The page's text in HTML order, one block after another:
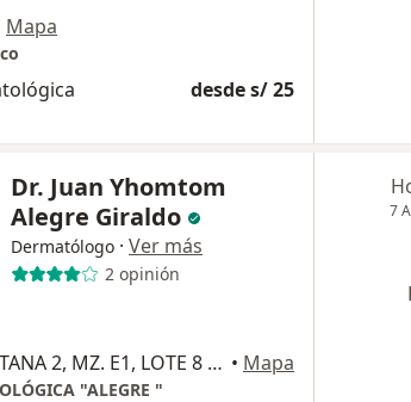
Mapa
desde s/ 25
Dr. Juan Yhomtom
Alegre Giraldo
Dermatólogo · Ver más
2 opinión
AV. METROPOLITANA 2, MZ. E1, LOTE 8 - URB. SAN ISIDRO I, Trujillo • Mapa
"ALEGRE "
7